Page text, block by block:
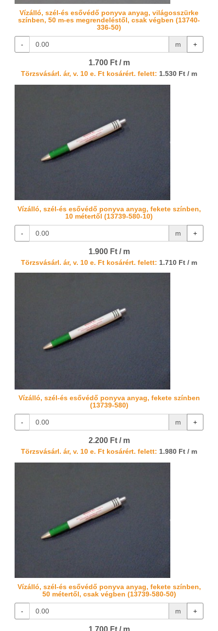
Vízálló, szél-és esővédő ponyva anyag, világosszürke
színben, 50 m-es megrendeléstől, csak végben (13740-
336-50)
- m +
1.700 Ft / m
Törzsvásárl. ár, v. 10 e. Ft kosárért. felett: 1.530 Ft / m
Vízálló, szél-és esővédő ponyva anyag, fekete színben,
10 métertől (13739-580-10)
- m +
1.900 Ft / m
Törzsvásárl. ár, v. 10 e. Ft kosárért. felett: 1.710 Ft / m
Vízálló, szél-és esővédő ponyva anyag, fekete színben
(13739-580)
- m +
2.200 Ft / m
Törzsvásárl. ár, v. 10 e. Ft kosárért. felett: 1.980 Ft / m
Vízálló, szél-és esővédő ponyva anyag, fekete színben,
50 métertől, csak végben (13739-580-50)
- m +